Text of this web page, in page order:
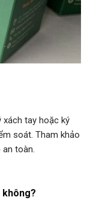
xách tay hoặc ký
soát. Tham khảo
toàn.
không?